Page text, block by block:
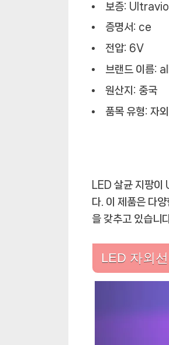
보증:
증명서: ce
전압: 6V
브랜드 이름:
원산지: 중국
품목 유형: 자
LED 살균 지팡
다. 이 제품은 다
을 갖추고 있습니
LED 자외